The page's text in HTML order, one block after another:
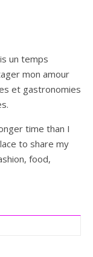
un temps
mon amour
et gastronomies
time than I
to share my
food,